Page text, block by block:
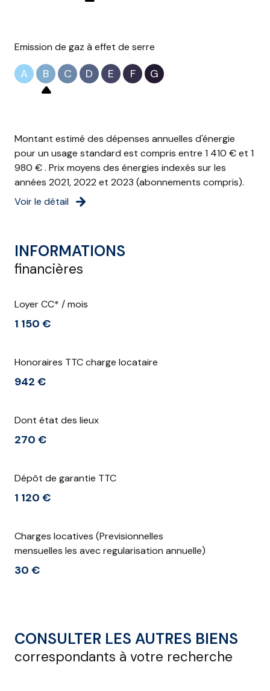
Emission de gaz à effet de serre
A B C D E F G
Montant estimé des dépenses annuelles d'énergie
pour un usage standard est compris entre 1 410 € et 1
980 € . Prix moyens des énergies indexés sur les
années 2021, 2022 et 2023 (abonnements compris).
Voir le détail
INFORMATIONS
financières
Loyer CC* / mois
1 150 €
Honoraires TTC charge locataire
942 €
Dont état des lieux
270 €
Dépôt de garantie TTC
1 120 €
Charges locatives (Previsionnelles
mensuelles les avec regularisation annuelle)
30 €
CONSULTER LES AUTRES BIENS
correspondants à votre recherche